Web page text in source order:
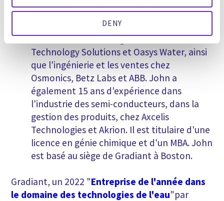
DENY
possède une expérience combinée de 20
ans dans l'industrie de l'eau, où il a dirigé les
ventes et le marketing chez Fluid
Technology Solutions et Oasys Water, ainsi
que l'ingénierie et les ventes chez
Osmonics, Betz Labs et ABB. John a
également 15 ans d'expérience dans
l'industrie des semi-conducteurs, dans la
gestion des produits, chez Axcelis
Technologies et Akrion. Il est titulaire d'une
licence en génie chimique et d'un MBA. John
est basé au siège de Gradiant à Boston.
Gradiant, un 2022 "Entreprise de l'année dans
le domaine des technologies de l'eau"par